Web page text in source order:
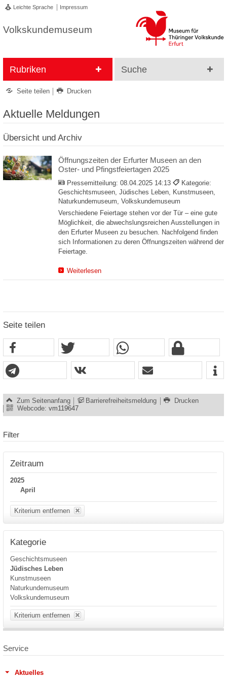
Leichte Sprache Impressum
Volkskundemuseum
Rubriken Suche
Seite teilen Drucken
Aktuelle Meldungen
Übersicht und Archiv
Öffnungszeiten der Erfurter Museen an den
Oster- und Pfingstfeiertagen 2025
Pressemitteilung: 08.04.2025 14:13
Kategorie:
Geschichtsmuseen, Jüdisches Leben, Kunstmuseen,
Naturkundemuseum, Volkskundemuseum
Verschiedene Feiertage stehen vor der Tür – eine gute
Möglichkeit, die abwechslungsreichen Ausstellungen in
den Erfurter Museen zu besuchen. Nachfolgend finden
sich Informationen zu deren Öffnungszeiten während der
Feiertage.
Weiterlesen
Seite teilen
Zum Seitenanfang Barrierefreiheitsmeldung
Drucken
Webcode: vm119647
Filter
Zeitraum
2025
April
Kriterium entfernen
Kategorie
Geschichtsmuseen
Jüdisches Leben
Kunstmuseen
Naturkundemuseum
Volkskundemuseum
Kriterium entfernen
Service
Aktuelles